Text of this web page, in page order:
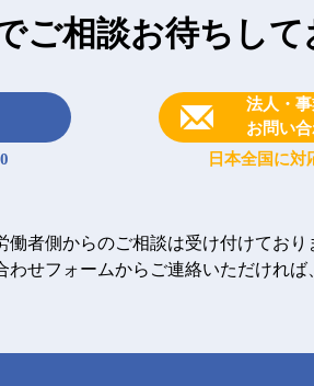
ご相談お待ちして
法人・
お問い
日本全国に対
者側からのご相談は受け付けており
せフォームからご連絡いただけれ